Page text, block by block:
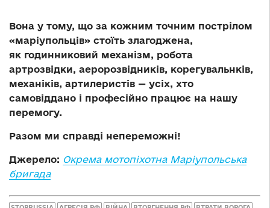
Вона у тому, що за кожним точним пострілом
«маріупольців» стоїть злагоджена,
як годинниковий механізм, робота
артрозвідки, аеророзвідників, корегувальнків,
механіків, артилеристів — усіх, хто
самовіддано і професійно працює на нашу
перемогу.
Разом ми справді непереможні!
Джерело: Окрема мотопіхотна Маріупольська
бригада